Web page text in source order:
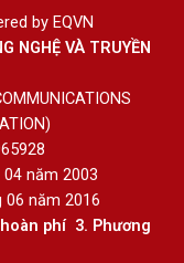
by EQVN
NGHỆ VÀ TRUYỀN
năm 2003
06 năm 2016
phí3. Phương